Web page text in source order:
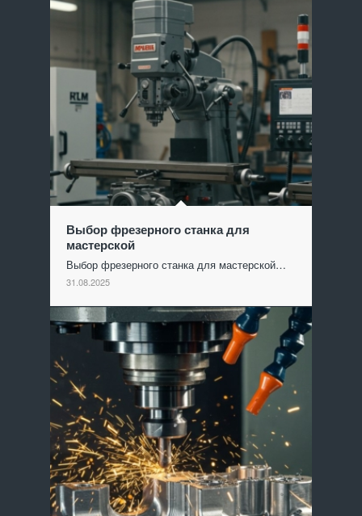
Выбор фрезерного станка для
мастерской
Выбор фрезерного станка для мастерской…
31.08.2025